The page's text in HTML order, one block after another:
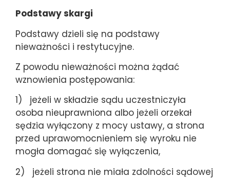
Podstawy skargi
Podstawy dzieli się na podstawy
nieważności i restytucyjne.
Z powodu nieważności można żądać
wznowienia postępowania:
1) jeżeli w składzie sądu uczestniczyła
osoba nieuprawniona albo jeżeli orzekał
sędzia wyłączony z mocy ustawy, a strona
przed uprawomocnieniem się wyroku nie
mogła domagać się wyłączenia,
2) jeżeli strona nie miała zdolności sądowej